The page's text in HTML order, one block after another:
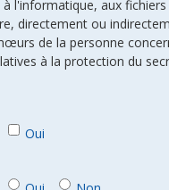
l'informatique, aux
directement ou
de la personne
à la protection du
Oui